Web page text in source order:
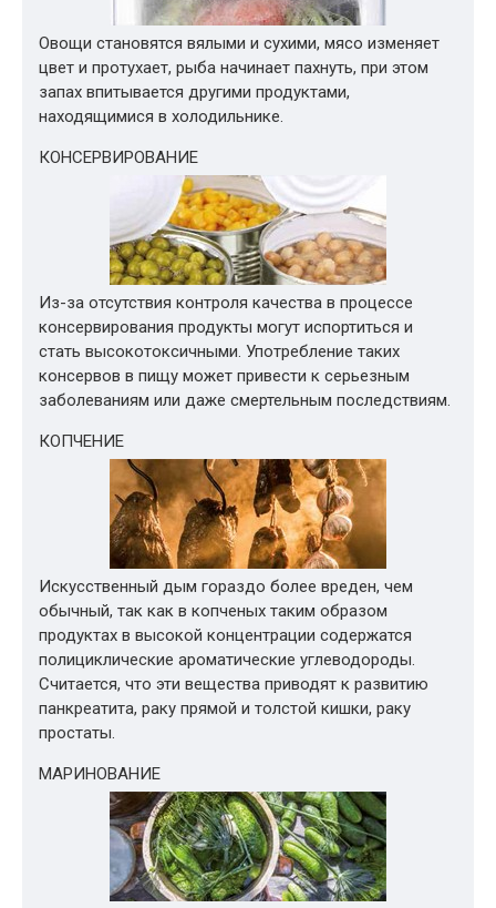
Овощи становятся вялыми и сухими, мясо изменяет
цвет и протухает, рыба начинает пахнуть, при этом
запах впитывается другими продуктами,
находящимися в холодильнике.
КОНСЕРВИРОВАНИЕ
Из-за отсутствия контроля качества в процессе
консервирования продукты могут испортиться и
стать высокотоксичными. Употребление таких
консервов в пищу может привести к серьезным
заболеваниям или даже смертельным последствиям.
КОПЧЕНИЕ
Искусственный дым гораздо более вреден, чем
обычный, так как в копченых таким образом
продуктах в высокой концентрации содержатся
полициклические ароматические углеводороды.
Считается, что эти вещества приводят к развитию
панкреатита, раку прямой и толстой кишки, раку
простаты.
МАРИНОВАНИЕ